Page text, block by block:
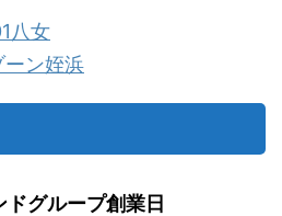
八女
ーン姪浜
グループ創業日